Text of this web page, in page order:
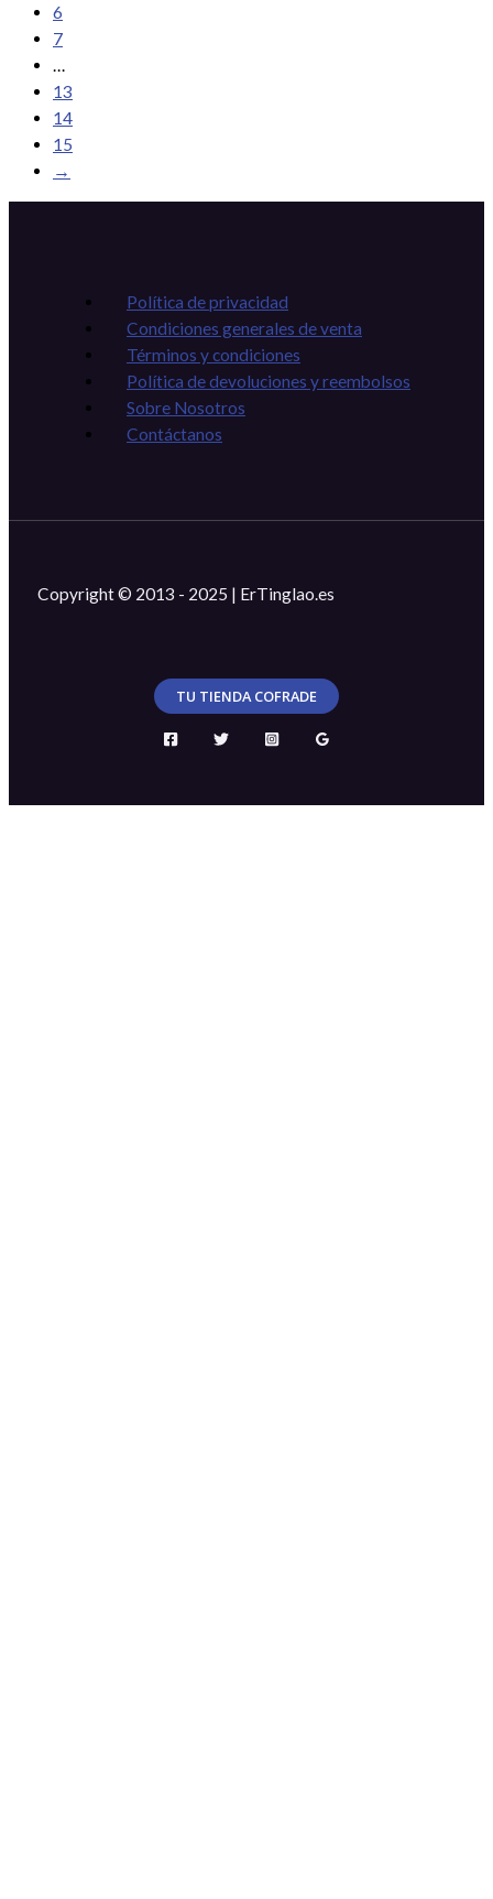
6
7
…
13
14
15
→
Política de privacidad
Condiciones generales de venta
Términos y condiciones
Política de devoluciones y reembolsos
Sobre Nosotros
Contáctanos
Copyright © 2013 - 2025 | ErTinglao.es
TU TIENDA COFRADE